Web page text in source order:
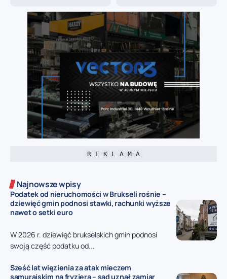
R E K L A M A
Najnowsze wpisy
Podatek od nieruchomości w Brukseli rośnie –
dziewięć gmin podnosi stawki, rachunki wyższe
nawet o setki euro
W 2026 r. dziewięć brukselskich gmin podnosi
swoją część podatku od...
Sześć lat więzienia za atak mieczem
samurajskim na fryzjera – sąd uznał zamiar